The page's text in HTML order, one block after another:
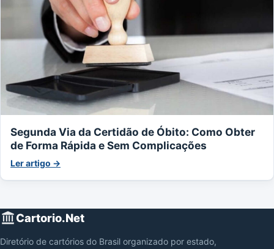
Segunda Via da Certidão de Óbito: Como Obter
de Forma Rápida e Sem Complicações
Ler artigo →
Cartorio.Net
Diretório de cartórios do Brasil organizado por estado,